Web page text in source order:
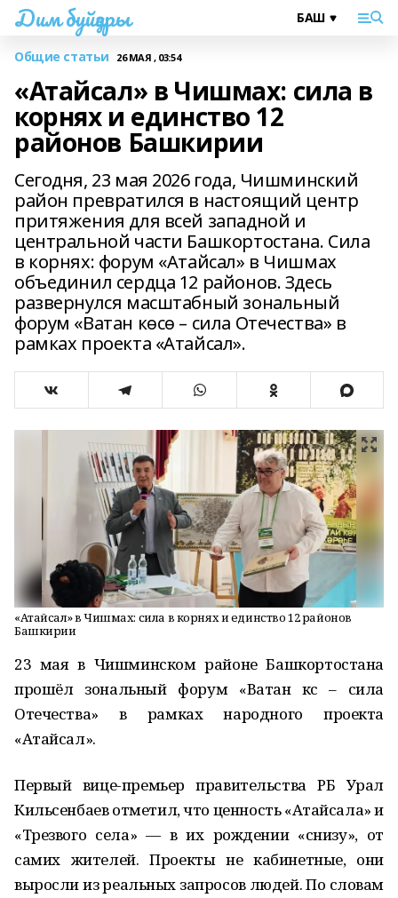
Дим буйҙары
Общие статьи 26 МАЯ , 03:54
«Атайсал» в Чишмах: сила в
корнях и единство 12
районов Башкирии
Сегодня, 23 мая 2026 года, Чишминский
район превратился в настоящий центр
притяжения для всей западной и
центральной части Башкортостана. Сила
в корнях: форум «Атайсал» в Чишмах
объединил сердца 12 районов. Здесь
развернулся масштабный зональный
форум «Ватан көсө – сила Отечества» в
рамках проекта «Атайсал».
«Атайсал» в Чишмах: сила в корнях и единство 12 районов
Башкирии
23 мая в Чишминском районе Башкортостана
прошёл зональный форум «Ватан көсө – сила
Отечества» в рамках народного проекта
«Атайсал».
Первый вице-премьер правительства РБ Урал
Кильсенбаев отметил, что ценность «Атайсала» и
«Трезвого села» — в их рождении «снизу», от
самих жителей. Проекты не кабинетные, они
выросли из реальных запросов людей. По словам